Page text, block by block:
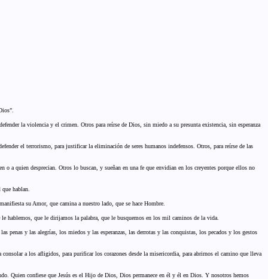
la violencia y el crimen. Otros para reírse de Dios, sin miedo a su presunta existencia, sin esperanza
el terrorismo, para justificar la eliminación de seres humanos indefensos. Otros, para reírse de las
a quien desprecian. Otros lo buscan, y sueñan en una fe que envidian en los creyentes porque ellos no
hablan.
su Amor, que camina a nuestro lado, que se hace Hombre.
hablemos, que le dirijamos la palabra, que le busquemos en los mil caminos de la vida.
y las alegrías, los miedos y las esperanzas, las derrotas y las conquistas, los pecados y los gestos
a los afligidos, para purificar los corazones desde la misericordia, para abrirnos el camino que lleva
Quien confiese que Jesús es el Hijo de Dios, Dios permanece en él y él en Dios. Y nosotros hemos